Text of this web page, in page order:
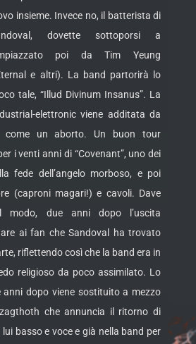
insieme. Invece no, il batterista di
dovette sottoporsi a
poi da Tim Yeung
e altri). La band partorirà lo
tale, “Illud Divinum Insanus”. La
elettronic viene additata da
come un aborto. Un buon tour
i venti anni di “Covenant”, uno dei
fede dell’angelo morboso, e poi
(caproni magari!) e cavoli. Dave
modo, due anni dopo l’uscita
ai fan che Sandoval ha trovato
riflettendo così che la band era in
religioso da poco assimilato. Lo
anni dopo viene sostituito a mezzo
che annuncia il ritorno di
lui basso e voce e già nella band per